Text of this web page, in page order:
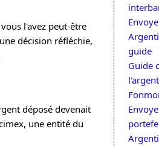
l'avez peut-être
décision réfléchie,
déposé devenait
une entité du
guide
Guide